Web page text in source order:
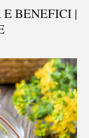
E BENEFICI |